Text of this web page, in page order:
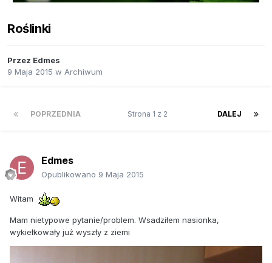
Roślinki
Przez Edmes
9 Maja 2015 w Archiwum
POPRZEDNIA DALEJ
Strona 1 z 2
Edmes
Opublikowano 9 Maja 2015
Witam
Mam nietypowe pytanie/problem. Wsadziłem nasionka,
wykiełkowały już wyszły z ziemi